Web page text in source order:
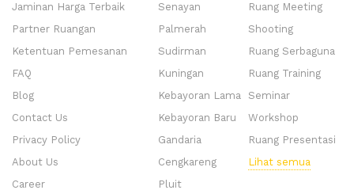
Jaminan Harga Terbaik
Partner Ruangan
Ketentuan Pemesanan
FAQ
Blog
Contact Us
Privacy Policy
About Us
Career
Senayan
Palmerah
Sudirman
Kuningan
Kebayoran Lama
Kebayoran Baru
Gandaria
Cengkareng
Pluit
Ruang Meeting
Shooting
Ruang Serbaguna
Ruang Training
Seminar
Workshop
Ruang Presentasi
Lihat semua